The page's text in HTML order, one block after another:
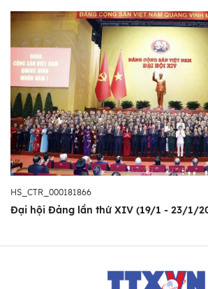
HS_CTR_000181866
Đại hội Đảng lần thứ XIV (19/1 - 23/1/